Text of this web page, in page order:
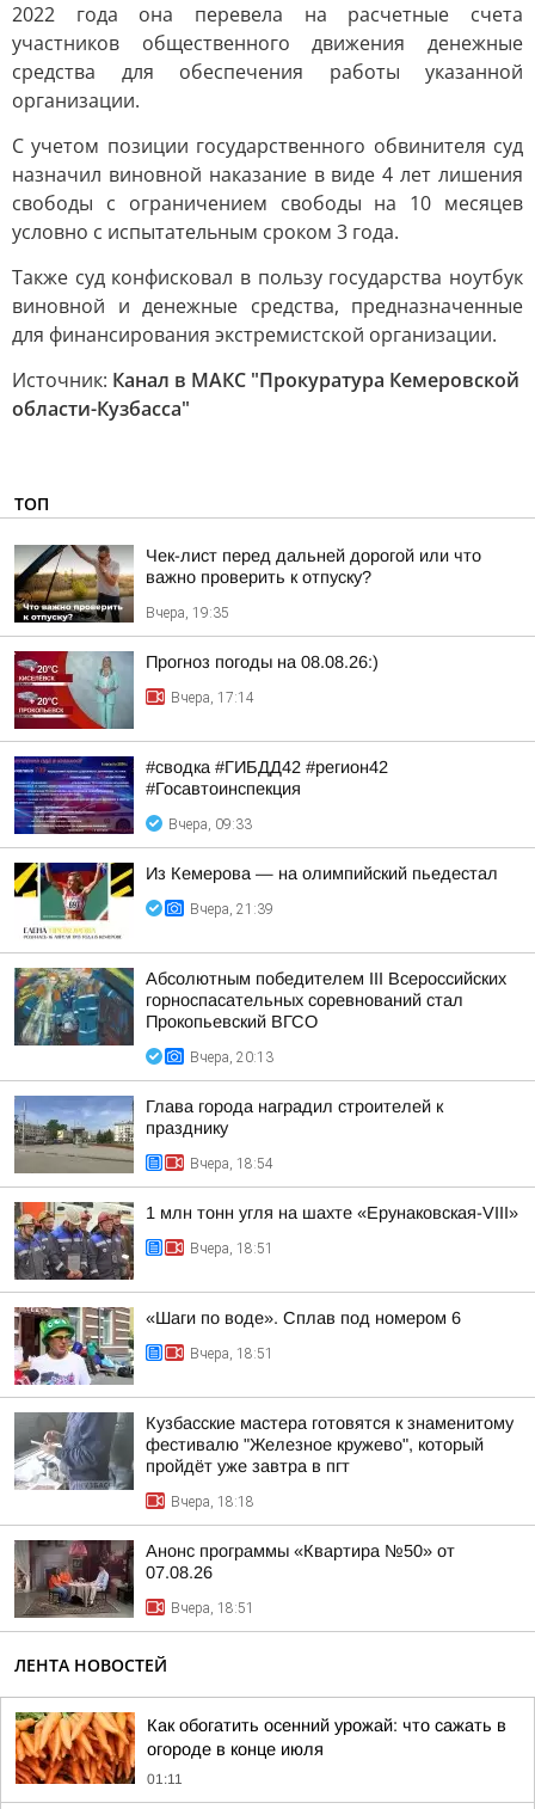
2022 года она перевела на расчетные счета
участников общественного движения денежные
средства для обеспечения работы указанной
организации.
С учетом позиции государственного обвинителя суд
назначил виновной наказание в виде 4 лет лишения
свободы с ограничением свободы на 10 месяцев
условно с испытательным сроком 3 года.
Также суд конфисковал в пользу государства ноутбук
виновной и денежные средства, предназначенные
для финансирования экстремистской организации.
Источник: Канал в МАКС "Прокуратура Кемеровской
области-Кузбасса"
ТОП
Чек-лист перед дальней дорогой или что
важно проверить к отпуску?
Вчера, 19:35
Прогноз погоды на 08.08.26:)
Вчера, 17:14
#сводка #ГИБДД42 #регион42
#Госавтоинспекция
Вчера, 09:33
Из Кемерова — на олимпийский пьедестал
Вчера, 21:39
Абсолютным победителем III Всероссийских
горноспасательных соревнований стал
Прокопьевский ВГСО
Вчера, 20:13
Глава города наградил строителей к
празднику
Вчера, 18:54
1 млн тонн угля на шахте «Ерунаковская-VIII»
Вчера, 18:51
«Шаги по воде». Сплав под номером 6
Вчера, 18:51
Кузбасские мастера готовятся к знаменитому
фестивалю "Железное кружево", который
пройдёт уже завтра в пгт
Вчера, 18:18
Анонс программы «Квартира №50» от
07.08.26
Вчера, 18:51
ЛЕНТА НОВОСТЕЙ
Как обогатить осенний урожай: что сажать в
огороде в конце июля
01:11